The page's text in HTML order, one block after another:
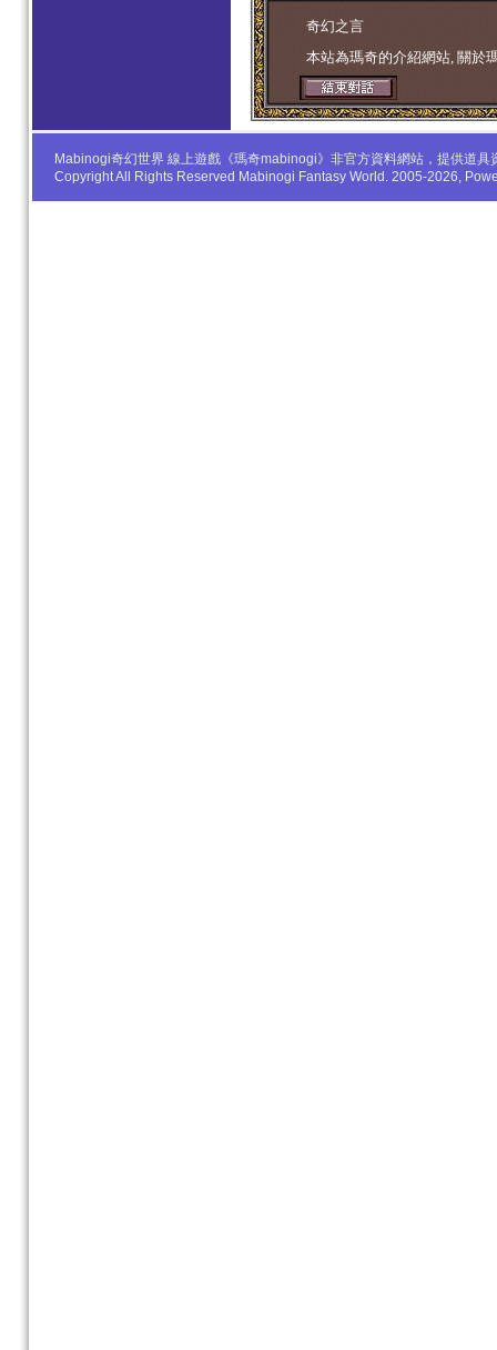
学生妹 奇幻之言
本站為瑪奇的介紹網站, 關於
Mabinogi奇幻世界 線上遊戲《瑪奇mabinogi》非官方資料網站，提供道
Copyright All Rights Reserved Mabinogi Fantasy World. 2005-2026,